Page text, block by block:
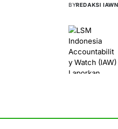
BYREDAKSI